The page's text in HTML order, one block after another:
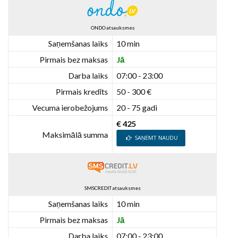
ONDO atsauksmes
Saņemšanas laiks
10 min
Pirmais bez maksas
Jā
Darba laiks
07:00 - 23:00
Pirmais kredīts
50 - 300 €
Vecuma ierobežojums
20 - 75 gadi
Maksimālā summa
€ 425
SAŅEMT NAUDU
SMSCREDIT atsauksmes
Saņemšanas laiks
10 min
Pirmais bez maksas
Jā
Darba laiks
07:00 - 23:00